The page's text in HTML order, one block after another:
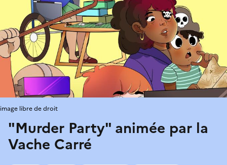
"Murder Party" animée par la
Vache Carré
image libre de droit